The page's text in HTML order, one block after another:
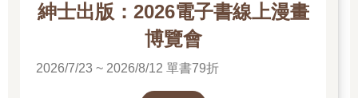
紳士出版：2026電子書線上漫畫
博覽會
2026/7/23 ~ 2026/8/12 單書79折